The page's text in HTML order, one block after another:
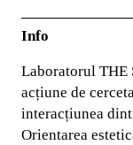
Info
Laboratorul THE
acțiune de
interacțiunea
Orientarea